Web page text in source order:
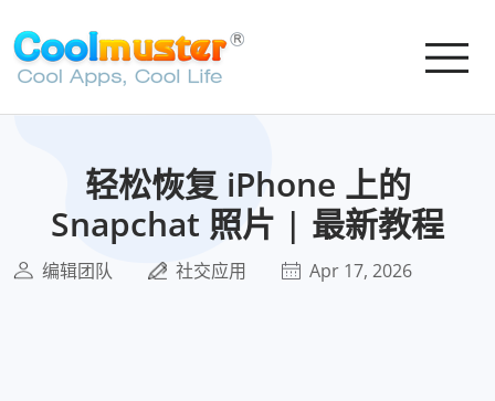
轻松恢复 iPhone 上的
Snapchat 照片 | 最新教程
编辑团队 社交应用 Apr 17, 2026